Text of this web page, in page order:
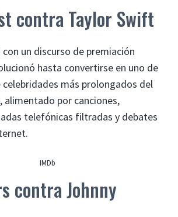
contra Taylor Swift
un discurso de premiación
hasta convertirse en uno de
más prolongados del
por canciones,
telefónicas filtradas y debates
IMDb
contra Johnny